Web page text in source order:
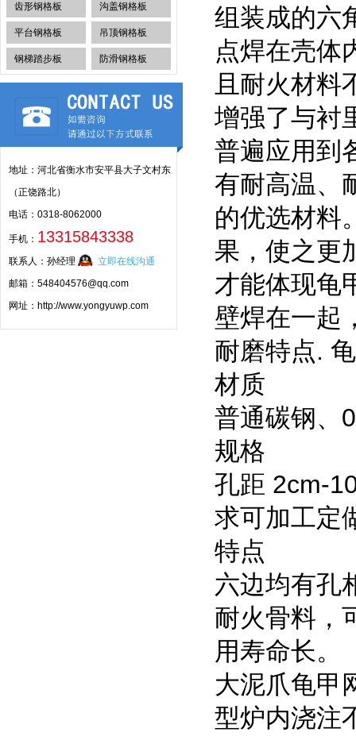
齿形钢格板 沟盖钢格板
平台钢格板 吊顶钢格板
钢梯踏步板 防滑钢格板
地址：河北省衡水市安平县大子文村东
（正饶路北）
电话：0318-8062000
手机： 13315843338
联系人：孙经理
立即在线沟通
邮箱：548404576@qq.com
网址： http://www.yongyuwp.com
组装成的六
点焊在壳体
且耐火材料
增强了与衬
普遍应用到
有耐高温、
的优选材料
果，使之更
才能体现龟
壁焊在一起
耐磨特点.
材质
普通碳钢、
规格
孔距 2cm-
求可加工定
特点
六边均有孔
耐火骨料，
用寿
大泥爪龟甲
型炉内浇注